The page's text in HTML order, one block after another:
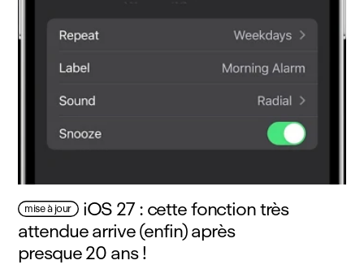
mise à jour iOS 27 : cette fonction très
attendue arrive (enfin) après
presque 20 ans !